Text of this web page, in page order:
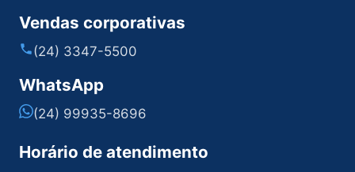
Vendas corporativas
(24) 3347-5500
WhatsApp
(24) 99935-8696
Horário de atendimento